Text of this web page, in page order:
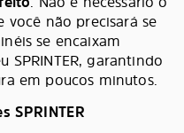
você não precisará se
se encaixam
garantindo
em poucos minutos.
SPRINTER